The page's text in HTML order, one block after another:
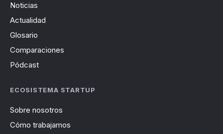
Noticias
Actualidad
Glosario
Comparaciones
Pódcast
ECOSISTEMA STARTUP
Sobre nosotros
Cómo trabajamos